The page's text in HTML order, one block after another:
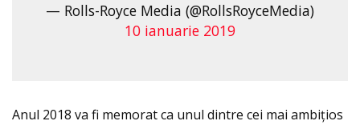
— Rolls-Royce Media (@RollsRoyceMedia)
10 ianuarie 2019
Anul 2018 va fi memorat ca unul dintre cei mai ambițios